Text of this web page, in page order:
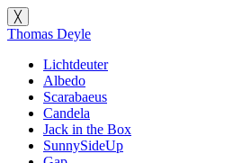
╳
Thomas Deyle
Lichtdeuter
Albedo
Scarabaeus
Candela
Jack in the Box
SunnySideUp